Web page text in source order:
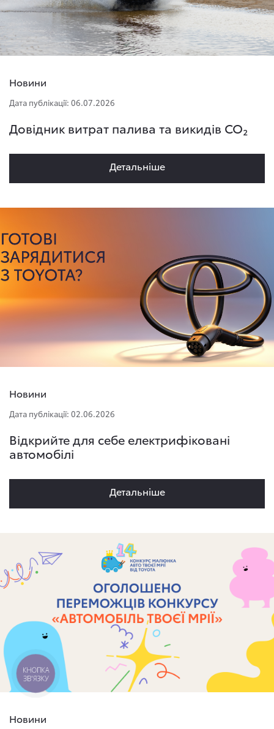
Новини
Дата публікації: 06.07.2026
Довідник витрат палива та викидів CO₂
Детальнiше
Новини
Дата публікації: 02.06.2026
Відкрийте для себе електрифіковані
автомобілі
Детальнiше
Новини
КНОПКА
ЗВ'ЯЗКУ